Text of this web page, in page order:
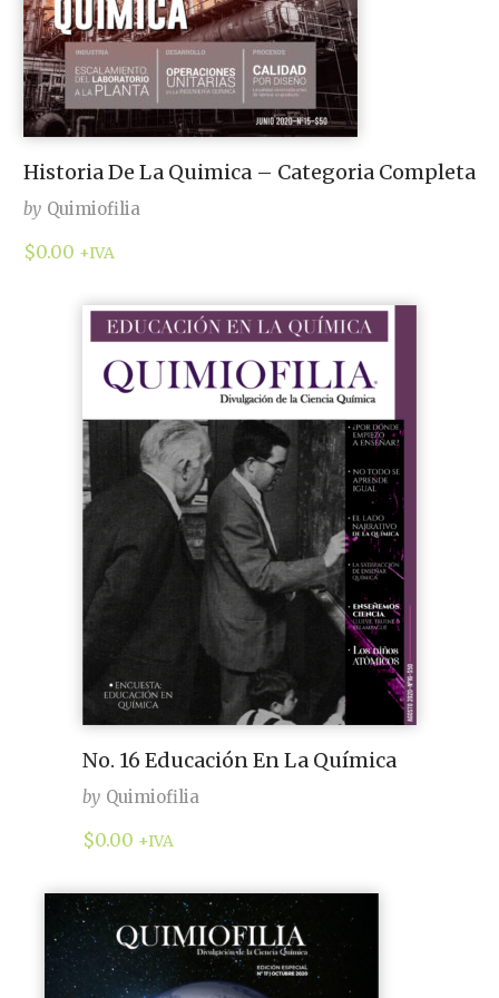
Historia De La Quimica – Categoria Completa
by Quimiofilia
$0.00 +IVA
No. 16 Educación En La Química
by Quimiofilia
$0.00 +IVA